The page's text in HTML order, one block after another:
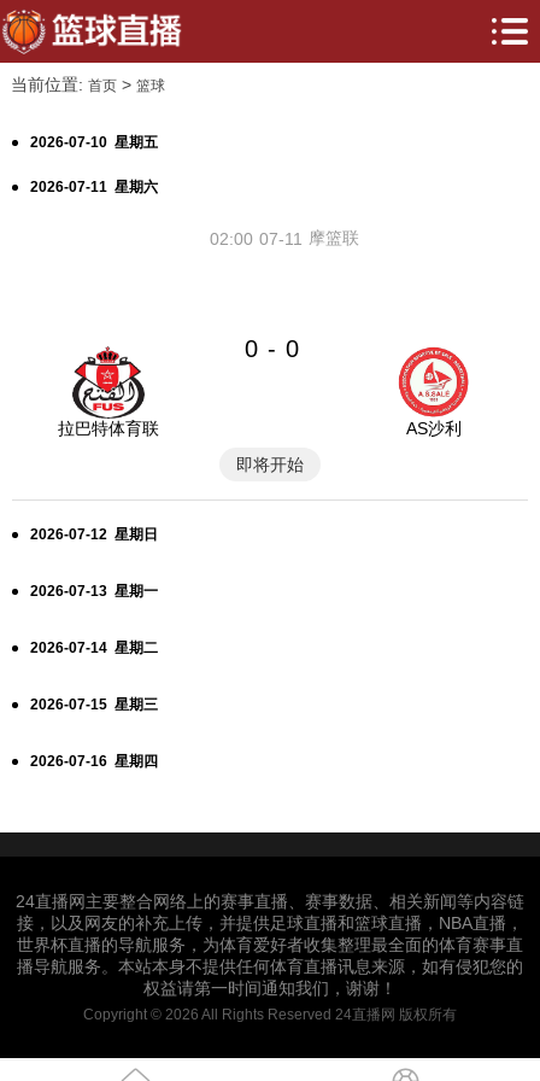
当前位置: 首页> 篮球
2026-07-10 星期五
2026-07-11 星期六
07-11
02:00 摩篮联
拉巴特体育联
0 - 0
AS沙利
即将开始
2026-07-12 星期日
2026-07-13 星期一
2026-07-14 星期二
2026-07-15 星期三
2026-07-16 星期四
24直播网主要整合网络上的赛事直播、赛事数据、相关新闻等内容链
接，以及网友的补充上传，并提供足球直播和篮球直播，NBA直播，
世界杯直播的导航服务，为体育爱好者收集整理最全面的体育赛事直
播导航服务。本站本身不提供任何体育直播讯息来源，如有侵犯您的
权益请第一时间通知我们，谢谢！
Copyright © 2026 All Rights Reserved 24直播网 版权所有